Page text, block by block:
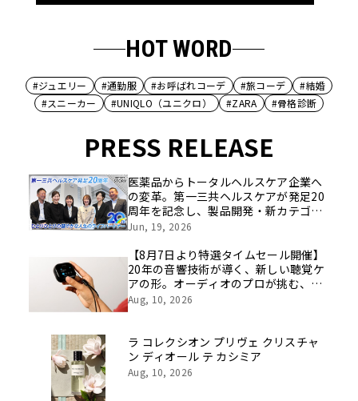
HOT WORD
#ジュエリー #通勤服 #お呼ばれコーデ #旅コーデ
#結婚
#スニーカー
#UNIQLO（ユニクロ） #ZARA #骨格診断
PRESS RELEASE
医薬品からトータルヘルスケア企業へ
の変革。第一三共ヘルスケアが発足20
周年を記念し、製品開発・新カテゴリ
挑戦の舞台や旧社統合時のエピソード
像を公開！
Jun, 19, 2026
【8月7日より特選タイムセール開催】
20年の音響技術が導く、新しい聴覚ケ
アの形。オーディオのプロが挑む、画
期的なスクリーン操作対応次世代スマ
Aug, 10, 2026
ラ コレクシオン プリヴェ クリスチャ
ン ディオール テ カシミア
Aug, 10, 2026